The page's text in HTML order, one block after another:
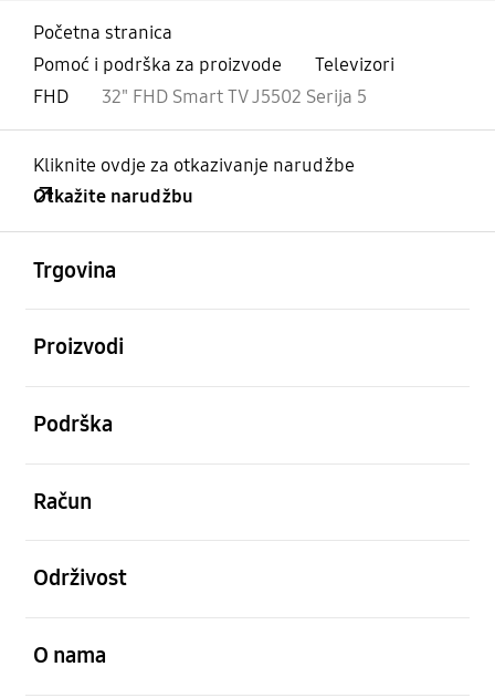
Početna stranica
Pomoć i podrška za proizvode
Televizori
FHD
32" FHD Smart TV J5502 Serija 5
Kliknite ovdje za otkazivanje narudžbe
Otkažite narudžbu
Trgovina
Proizvodi
Podrška
Račun
Održivost
O nama